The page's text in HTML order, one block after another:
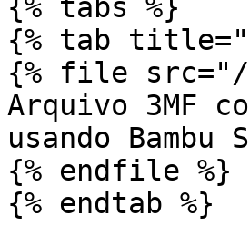
{% tabs %}
{% tab
{% file src="/
Arquivo 3MF
usando
{% endfile %}
{% endtab %}